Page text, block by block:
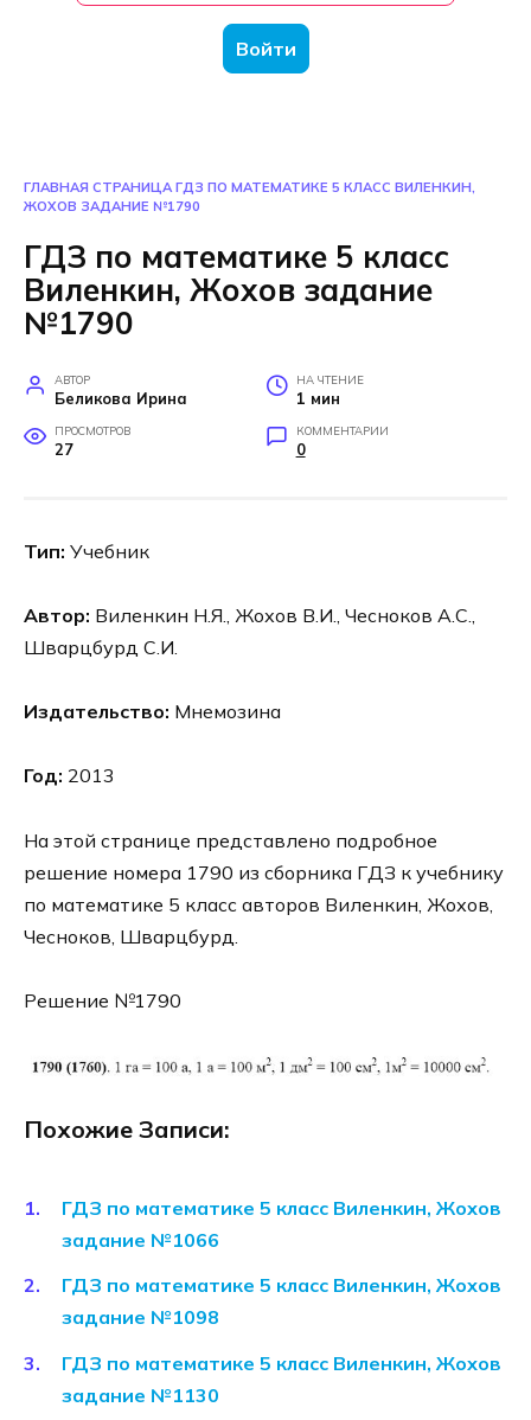
Войти
ГЛАВНАЯ СТРАНИЦА ГДЗ ПО МАТЕМАТИКЕ 5 КЛАСС ВИЛЕНКИН,
ЖОХОВ ЗАДАНИЕ №1790
ГДЗ по математике 5 класс
Виленкин, Жохов задание
№1790
АВТОР
Беликова Ирина
НА ЧТЕНИЕ
1 мин
ПРОСМОТРОВ
27
КОММЕНТАРИИ
0
Тип: Учебник
Автор: Виленкин Н.Я., Жохов В.И., Чесноков А.С.,
Шварцбурд С.И.
Издательство: Мнемозина
Год: 2013
На этой странице представлено подробное
решение номера 1790 из сборника ГДЗ к учебнику
по математике 5 класс авторов Виленкин, Жохов,
Чесноков, Шварцбурд.
Решение №1790
Похожие Записи:
ГДЗ по математике 5 класс Виленкин, Жохов
задание №1066
ГДЗ по математике 5 класс Виленкин, Жохов
задание №1098
ГДЗ по математике 5 класс Виленкин, Жохов
задание №1130